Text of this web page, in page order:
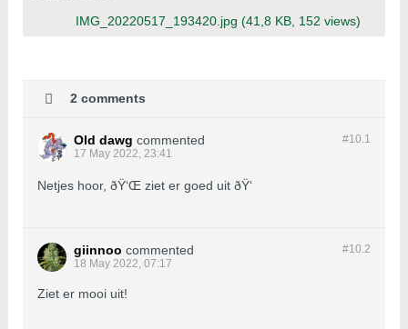
IMG_20220517_193420.jpg (41,8 KB, 152 views)
2 comments
#10.1
Old dawg commented
17 May 2022, 23:41
Netjes hoor, ðŸ‘Œ ziet er goed uit ðŸ‘
#10.2
giinnoo commented
18 May 2022, 07:17
Ziet er mooi uit!